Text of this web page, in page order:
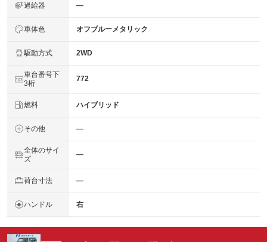
過給器 ―
車体色 オフブルーメタリック
駆動方式 2WD
車台番号下
3桁
772
燃料 ハイブリッド
その他 ―
全体のサイ
ズ
―
荷台寸法 ―
ハンドル 右